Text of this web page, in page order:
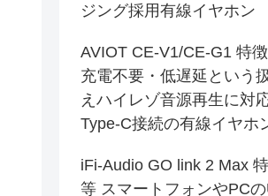
ジング採用有線イヤホン
AVIOT CE-V1/CE-G1 特
充電不要・低遅延という
えハイレゾ音源再生に対
Type-C接続の有線イヤホ
iFi-Audio GO link 2 Max
等 スマートフォンやPC